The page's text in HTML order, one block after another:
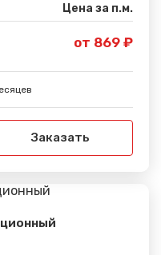
Цена за п.м.
от 869 ₽
Заказать